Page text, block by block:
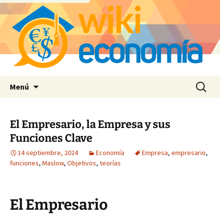
Menú Buscar:
El Empresario, la Empresa y sus
Funciones Clave
14 septiembre, 2024 Economía Empresa, empresario,
funciones, Maslow, Objetivos, teorías
El Empresario